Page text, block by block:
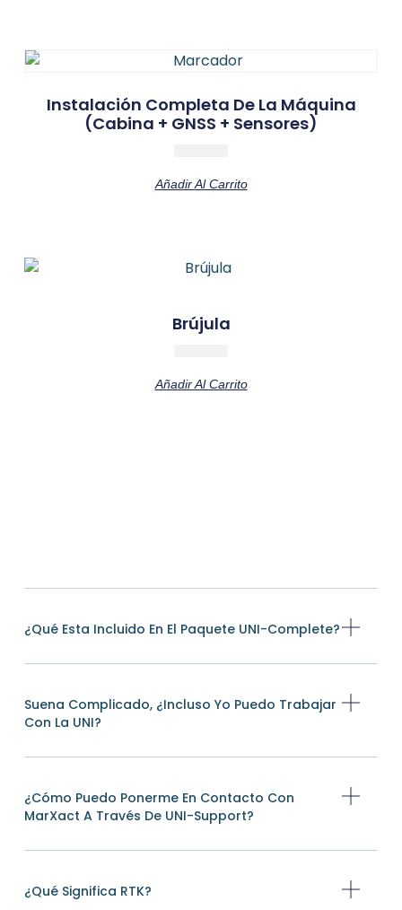
Instalación Completa De La Máquina
(cabina + GNSS + Sensores)
Añadir Al Carrito
Brújula
Añadir Al Carrito
¿Qué Esta Incluido En El Paquete UNI-Complete?
Suena Complicado, ¿incluso Yo Puedo Trabajar
Con La UNI?
¿Cómo Puedo Ponerme En Contacto Con
MarXact A Través De UNI-Support?
¿Qué Significa RTK?